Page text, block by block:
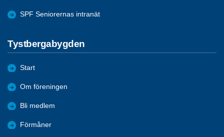
SPF Seniorernas intranät
Tystbergabygden
Start
Om föreningen
Bli medlem
Förmåner